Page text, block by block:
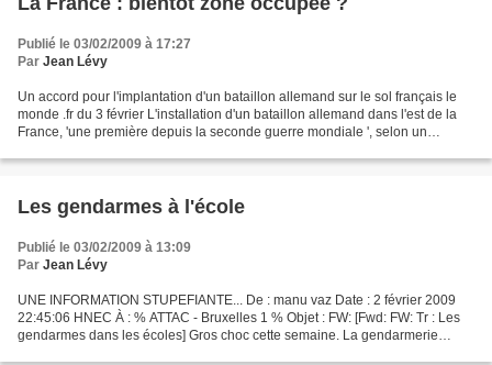
Publié le 03/02/2009 à 17:27
Par Jean Lévy
Un accord pour l'implantation d'un bataillon allemand sur le sol français le
monde .fr du 3 février L'installation d'un bataillon allemand dans l'est de la
France, 'une première depuis la seconde guerre mondiale ', selon un
Les gendarmes à l'école
Publié le 03/02/2009 à 13:09
Par Jean Lévy
UNE INFORMATION STUPEFIANTE... De : manu vaz Date : 2 février 2009
22:45:06 HNEC À : % ATTAC - Bruxelles 1 % Objet : FW: [Fwd: FW: Tr : Les
gendarmes dans les écoles] Gros choc cette semaine. La gendarmerie